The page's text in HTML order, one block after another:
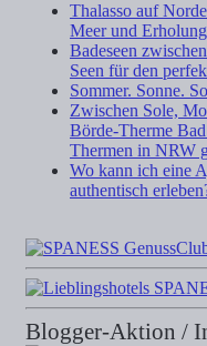
Thalasso auf
Meer und Erholung
Badeseen
Seen für den
Sommer. Sonne.
Zwischen Sole,
Börde-Therme
Thermen in NRW
Wo kann ich eine
authentisch
Blogger-Aktion /